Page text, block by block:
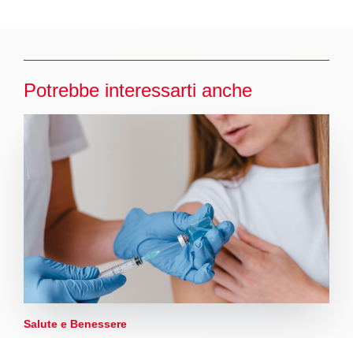
Potrebbe interessarti anche
Salute e Benessere